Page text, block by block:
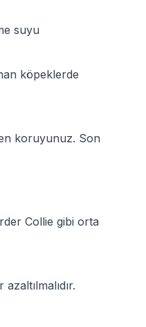
suyu
köpeklerde
koruyunuz. Son
Collie gibi orta